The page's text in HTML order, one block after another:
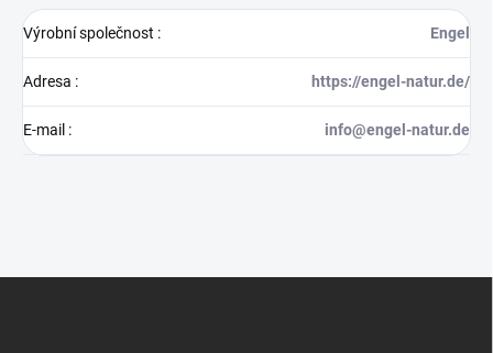
Výrobní společnost : Engel
Adresa : https://engel-natur.de/
E-mail : info@engel-natur.de